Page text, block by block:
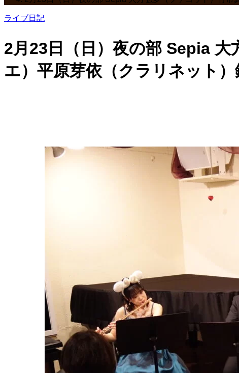
ライブ日記
2月23日（日）夜の部 Sepia
エ）平原芽依（クラリネット）